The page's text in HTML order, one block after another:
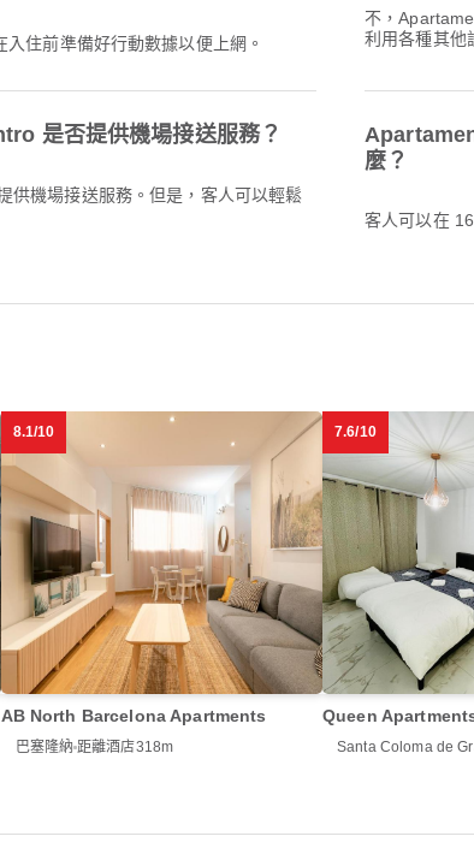
住前準備好行動數據以便上網。
不，
利用各種其他
是否提供機場接送服務？
機場接送服務。但是，客人可以輕鬆
麼？
客人可以在
8.1/10
AB North Barcelona Apartments
巴塞隆納 距離酒店318m
7.6/10
Queen
Santa Coloma de